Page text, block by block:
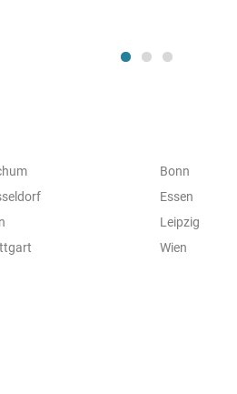
Bonn
Essen
Leipzig
Wien